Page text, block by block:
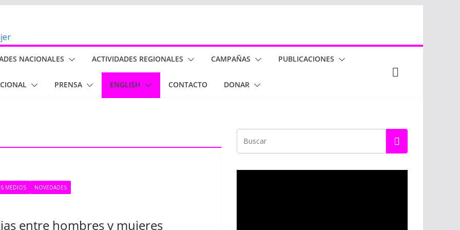
NACIONALES ACTIVIDADES REGIONALES CAMPAÑAS PUBLICACIONES
PRENSA ENGLISH CONTACTO DONAR
MEDIOS NOVEDADES
entre hombres y mujeres